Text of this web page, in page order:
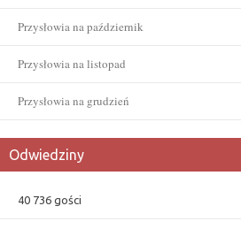
Przysłowia na październik
Przysłowia na listopad
Przysłowia na grudzień
Odwiedziny
40 736 gości